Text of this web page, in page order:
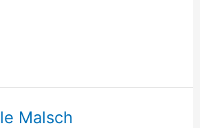
Malsch